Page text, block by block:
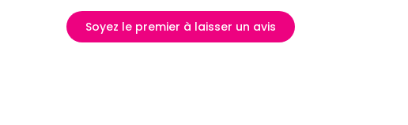
Soyez le premier à laisser un avis